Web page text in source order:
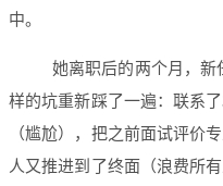
中。
她离职后的两个月，新
样的坑重新踩了一遍：联系
（尴尬），把之前面试评价
人又推进到了终面（浪费所